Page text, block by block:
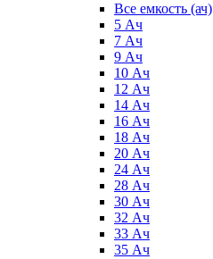
Все емкость (ач)
5 Ач
7 Ач
9 Ач
10 Ач
12 Ач
14 Ач
16 Ач
18 Ач
20 Ач
24 Ач
28 Ач
30 Ач
32 Ач
33 Ач
35 Ач